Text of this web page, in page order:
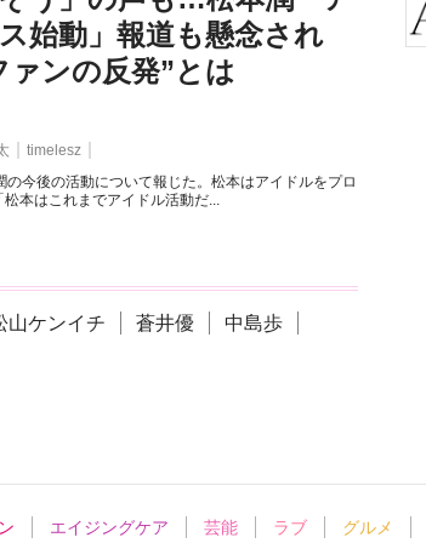
始動」報道も懸念され
ァンの反発”とは
timelesz
今後の活動について報じた。松本はアイドルをプロ
本はこれまでアイドル活動だ...
山ケンイチ 蒼井優
中島歩
エイジングケア 芸能 ラブ グルメ